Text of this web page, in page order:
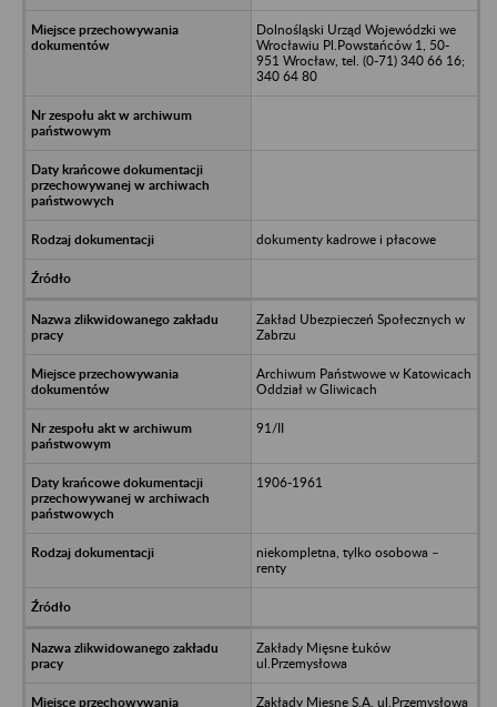
Dolnośląski Urząd Wojewódzki we
Wrocławiu Pl.Powstańców 1, 50-
951 Wrocław, tel. (0-71) 340 66 16;
340 64 80
dokumenty kadrowe i płacowe
Zakład Ubezpieczeń Społecznych w
Zabrzu
Archiwum Państwowe w Katowicach
Oddział w Gliwicach
91/II
1906-1961
niekompletna, tylko osobowa –
renty
Zakłady Mięsne Łuków
ul.Przemysłowa
Zakłady Mięsne S.A. ul.Przemysłowa